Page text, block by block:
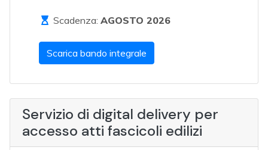
Scadenza: AGOSTO 2026
Scarica bando integrale
Servizio di digital delivery per
accesso atti fascicoli edilizi